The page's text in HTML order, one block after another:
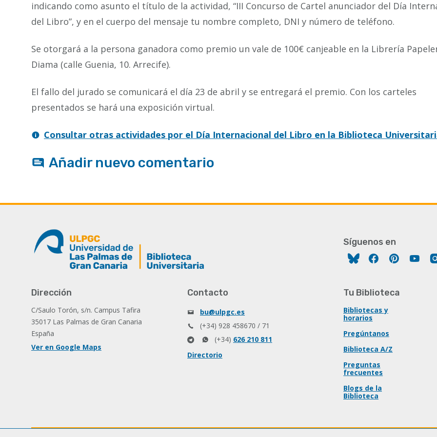
indicando como asunto el título de la actividad, “III Concurso de Cartel anunciador del Día
del Libro”, y en el cuerpo del mensaje tu nombre completo, DNI y número de teléfono.
Se otorgará a la persona ganadora como premio un vale de 100€ canjeable en la Librería
Diama (calle Guenia, 10. Arrecife).
El fallo del jurado se comunicará el día 23 de abril y se entregará el premio. Con los carteles
presentados se hará una exposición virtual.
Consultar otras actividades por el Día Internacional del Libro en la Biblioteca
Añadir nuevo comentario
Síguenos en
FacebookPinterest
Dirección
C/Saulo Torón, s/n. Campus Tafira
35017 Las Palmas de Gran Canaria
España
Ver en Google Maps
Contacto
bu@ulpgc.es
(+34) 928 458670 / 71
(+34) 626 210 811
Directorio
Tu Biblioteca
Bibliotecas y
horarios
Pregúntanos
Biblioteca A/Z
Preguntas
frecuentes
Blogs de la
Biblioteca